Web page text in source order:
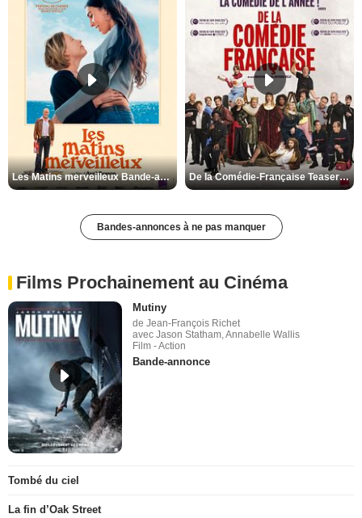
Les Matins merveilleux Bande-annonce VF De la Comédie-Française Teaser VF
Bandes-annonces à ne pas manquer
Films Prochainement au Cinéma
Mutiny
de Jean-François Richet
avec Jason Statham, Annabelle Wallis
Film - Action
Bande-annonce
Tombé du ciel
La fin d’Oak Street